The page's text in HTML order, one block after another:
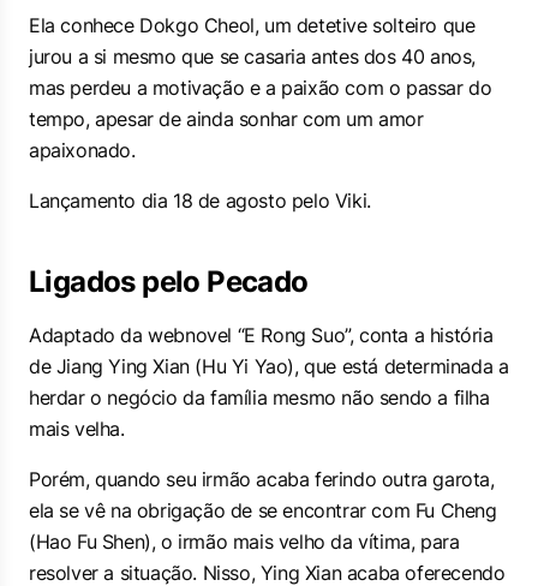
Ela conhece Dokgo Cheol, um detetive solteiro que
jurou a si mesmo que se casaria antes dos 40 anos,
mas perdeu a motivação e a paixão com o passar do
tempo, apesar de ainda sonhar com um amor
apaixonado.
Lançamento dia 18 de agosto pelo Viki.
Ligados pelo Pecado
Adaptado da webnovel “E Rong Suo”, conta a história
de Jiang Ying Xian (Hu Yi Yao), que está determinada a
herdar o negócio da família mesmo não sendo a filha
mais velha.
Porém, quando seu irmão acaba ferindo outra garota,
ela se vê na obrigação de se encontrar com Fu Cheng
(Hao Fu Shen), o irmão mais velho da vítima, para
resolver a situação. Nisso, Ying Xian acaba oferecendo